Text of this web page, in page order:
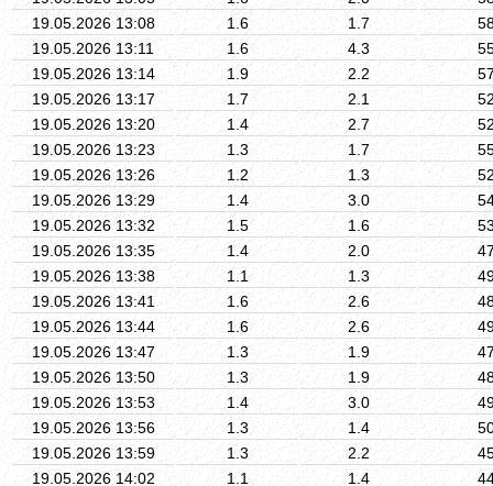
19.05.2026 13:08
1.6 1.7
19.05.2026 13:11
1.6 4.3
19.05.2026 13:14
1.9 2.2
19.05.2026 13:17
1.7 2.1
19.05.2026 13:20
1.4 2.7
19.05.2026 13:23
1.3 1.7
19.05.2026 13:26
1.2 1.3
19.05.2026 13:29
1.4 3.0
19.05.2026 13:32
1.5 1.6
19.05.2026 13:35
1.4 2.0
19.05.2026 13:38
1.1 1.3
19.05.2026 13:41
1.6 2.6
19.05.2026 13:44
1.6 2.6
19.05.2026 13:47
1.3 1.9
19.05.2026 13:50
1.3 1.9
19.05.2026 13:53
1.4 3.0
19.05.2026 13:56
1.3 1.4
19.05.2026 13:59
1.3 2.2
19.05.2026 14:02
1.1 1.4